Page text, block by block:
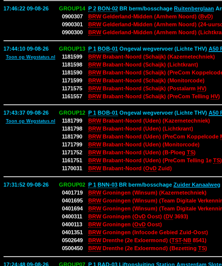
17:46:22 09-08-26 GROUP14 P 2 BON-02 BR berm/bosschage Ruitenberglaan
0900307
BRWGelderland-Midden (Arnhem Noord) (BvD)
0900301
BRWGelderland-Midden (Arnhem Noord) (24-
0900300
BRWGelderland-Midden (Arnhem Noord)
17:44:10 09-08-26 GROUP13 P 1 BOB-01 Ongeval wegvervoer (Lichte THV) A50
Toon op Wegstatus.nl 1181599 BRWBrabant-Noord (Schaijk) (Kazernetechniek)
1181598
BRWBrabant-Noord (Schaijk) (Lichtkrant)
1181590
BRWBrabant-Noord (Schaijk) (PreCom
1171599
BRWBrabant-Noord (Schaijk) (Monitorcode)
1171575
BRWBrabant-Noord (Schaijk) (Postalarm HV)
1161557
BRWBrabant-Noord (Schaijk) (PreCom Telling HV)
17:43:37 09-08-26 GROUP12 P 1 BOB-01 Ongeval wegvervoer (Lichte THV) A50
Toon op Wegstatus.nl 1181799 BRWBrabant-Noord (Uden) (Kazernetechniek)
1181798
BRWBrabant-Noord (Uden) (Lichtkrant)
1181790
BRWBrabant-Noord (Uden) (PreCom Koppelcode
1171799
BRWBrabant-Noord (Uden) (Monitorcode)
1171752
BRWBrabant-Noord (Uden) (B-Ploeg TS)
1161751
BRWBrabant-Noord (Uden) (PreCom Telling 1e TS)
1170031
BRWBrabant-Noord (OvD Zuid)
17:31:52 09-08-26 GROUP02 P 1 BNN-03 BR berm/bosschage Zuider Kanaalweg
0401719
BRWGroningen (Winsum) (Kazernetechniek)
0401695
BRWGroningen (Winsum) (Team Digitale
0401694
BRWGroningen (Winsum) (Team Digitale
0400311
BRWGroningen (OvD Oost) (DV3693)
0400113
BRWGroningen (OvD Oost)
0401351
BRWGroningen (Infocode Gebied Zuid-Oost)
0502649
BRWDrenthe (2e Exloermond) (TST-NB 8541)
0500450
BRWDrenthe (2e Exloermond) (Bezetting TS)
17:24:48 09-08-26 GROUP07 P 1 BAD-03 Liftopsluiting Station Amsterdam